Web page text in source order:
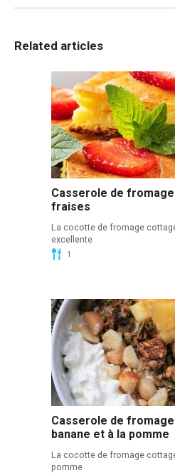
Related articles
Casserole de
fraises
La cocotte de fromage
excellente
1
Casserole de
banane et à la pomme
La cocotte de fromage
pomme